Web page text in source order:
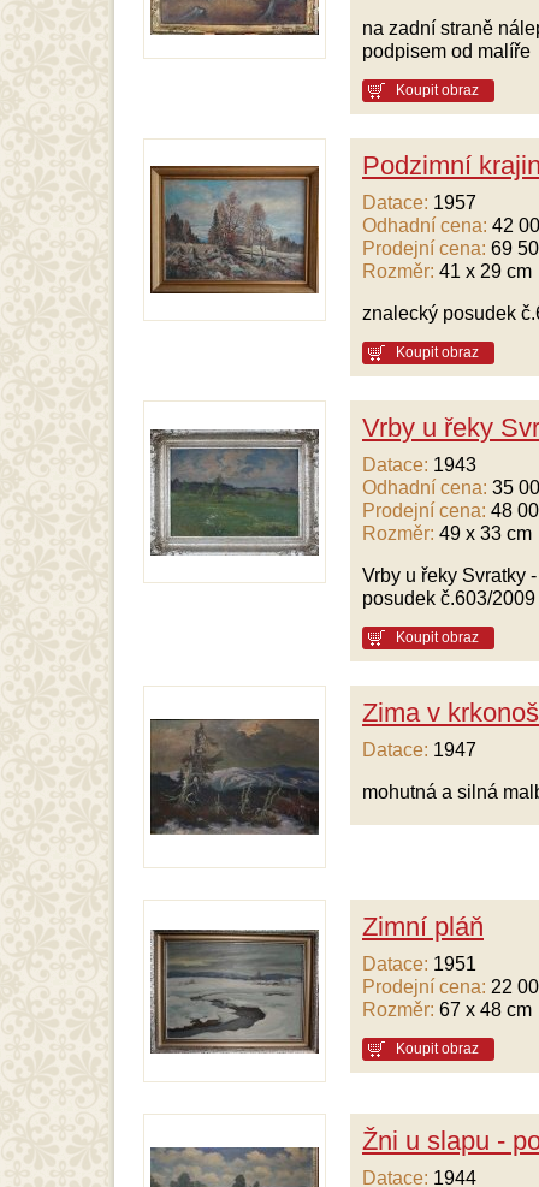
na zadní straně
podpisem od malíře
Koupit obraz
Podzimní
Datace: 1957
Odhadní cena: 42
Prodejní cena: 69
Rozměr: 41 x 29 cm
znalecký posudek
Koupit obraz
Vrby u řeky
Datace: 1943
Odhadní cena: 35
Prodejní cena: 48
Rozměr: 49 x 33 cm
Vrby u řeky Svratky
posudek č.603/2009
Koupit obraz
Zima v
Datace: 1947
mohutná a silná
Zimní pláň
Datace: 1951
Prodejní cena: 22
Rozměr: 67 x 48 cm
Koupit obraz
Žni u slapu -
Datace: 1944